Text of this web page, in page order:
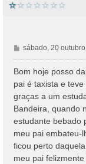
M
e
n
s
g
e
m
sábado, 20
Bom hoje posso
pai é taxista e
graças a um
Bandeira, quando
estudante bebado
meu pai embateu-
ficou perto
meu pai